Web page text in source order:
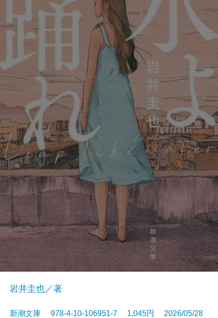
岩井圭也／著
新潮文庫 978-4-10-106951-7 1,045円 2026/05/28